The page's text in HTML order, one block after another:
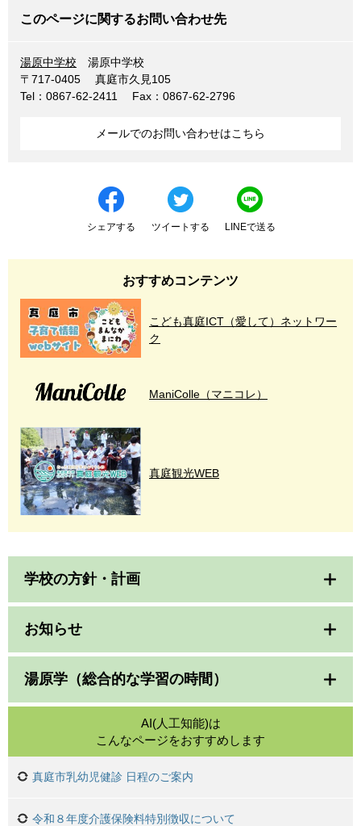
このページに関するお問い合わせ先
湯原中学校
湯原中学校
〒717-0405
真庭市久見105
Tel：0867-62-2411
Fax：0867-62-2796
メールでのお問い合わせはこちら
シェアする ツイートする LINEで送る
おすすめコンテンツ
こども真庭ICT（愛して）ネットワー
ク
ManiColle（マニコレ）
真庭観光WEB
学校の方針・計画
お知らせ
湯原学（総合的な学習の時間）
AI(人工知能)は
こんなページをおすすめします
真庭市乳幼児健診 日程のご案内
令和８年度介護保険料特別徴収について